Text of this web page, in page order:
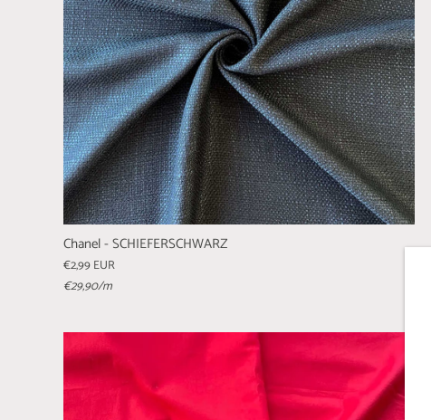
Chanel - SCHIEFERSCHWARZ
€2,99 EUR
€29,90/m